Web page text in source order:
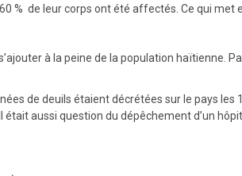
% de leur corps ont été affectés. Ce qui met
à la peine de la population haïtienne.
de deuils étaient décrétées sur le pays les
aussi question du dépêchement d’un